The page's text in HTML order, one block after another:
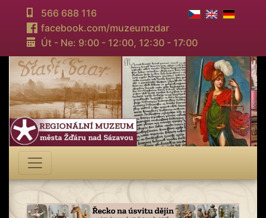
566 688 116
facebook.com/muzeumzdar
Út - Ne: 9:00 - 12:00, 12:30 - 17:00